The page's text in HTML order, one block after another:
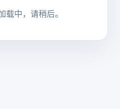
载中，请稍后。